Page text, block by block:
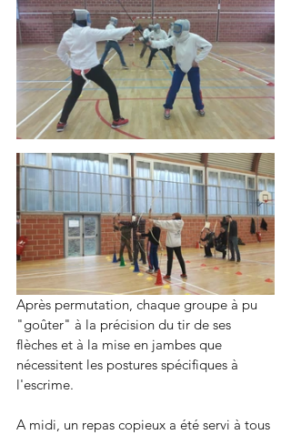
Après permutation, chaque groupe à pu
"goûter" à la précision du tir de ses
flèches et à la mise en jambes que
nécessitent les postures spécifiques à
l'escrime.
A midi, un repas copieux a été servi à tous